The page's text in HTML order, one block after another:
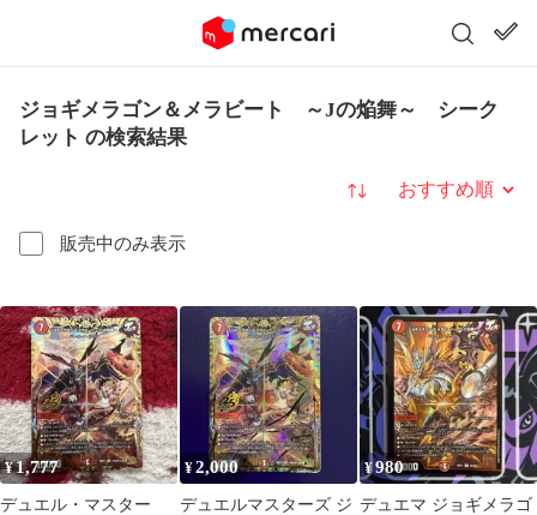
ジョギメラゴン＆メラビート ～Jの焔舞～ シーク
レット の検索結果
販売中のみ表示
並び替え
¥1,777
デュエル・マスター
¥2,000
デュエルマスターズ ジ
¥980
デュエマ ジョギメラゴ